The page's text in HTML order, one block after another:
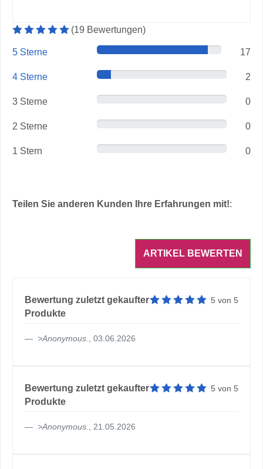
Durchschnittliche Artikelbewertung: 5 von 5 Sterne
(19 Bewertungen)
5 Sterne 17
4 Sterne 2
3 Sterne 0
2 Sterne 0
1 Stern 0
Teilen Sie anderen Kunden Ihre Erfahrungen mit!:
Artikelbewertung: 5 von 5
5 von 5
Bewertung zuletzt gekaufter
Produkte
>Anonymous , 03.06.2026
Artikelbewertung: 5 von 5
5 von 5
Bewertung zuletzt gekaufter
Produkte
>Anonymous , 21.05.2026